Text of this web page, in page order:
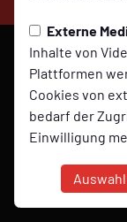
Externe
Inhalte von
Plattformen
Cookies von
bedarf der
Einwilligung
Marketing
Marketing-